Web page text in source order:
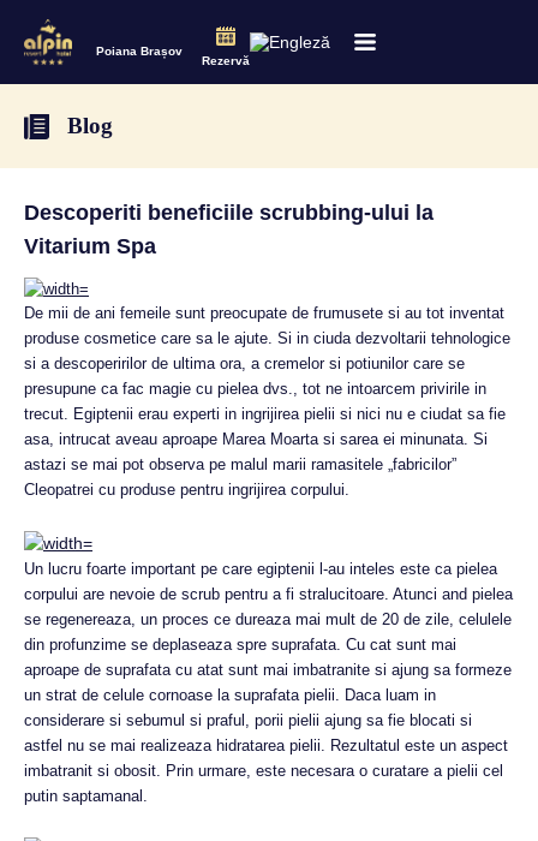
Poiana Brașov
Rezervă
Blog
Descoperiti beneficiile scrubbing-ului la
Vitarium Spa
De mii de ani femeile sunt preocupate de frumusete si au tot inventat
produse cosmetice care sa le ajute. Si in ciuda dezvoltarii tehnologice
si a descoperirilor de ultima ora, a cremelor si potiunilor care se
presupune ca fac magie cu pielea dvs., tot ne intoarcem privirile in
trecut. Egiptenii erau experti in ingrijirea pielii si nici nu e ciudat sa fie
asa, intrucat aveau aproape Marea Moarta si sarea ei minunata. Si
astazi se mai pot observa pe malul marii ramasitele „fabricilor”
Cleopatrei cu produse pentru ingrijirea corpului.
Un lucru foarte important pe care egiptenii l-au inteles este ca pielea
corpului are nevoie de scrub pentru a fi stralucitoare. Atunci and pielea
se regenereaza, un proces ce dureaza mai mult de 20 de zile, celulele
din profunzime se deplaseaza spre suprafata. Cu cat sunt mai
aproape de suprafata cu atat sunt mai imbatranite si ajung sa formeze
un strat de celule cornoase la suprafata pielii. Daca luam in
considerare si sebumul si praful, porii pielii ajung sa fie blocati si
astfel nu se mai realizeaza hidratarea pielii. Rezultatul este un aspect
imbatranit si obosit. Prin urmare, este necesara o curatare a pielii cel
putin saptamanal.